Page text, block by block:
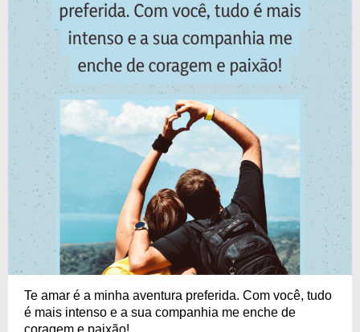
Te amar é a minha aventura preferida. Com você, tudo
é mais intenso e a sua companhia me enche de
coragem e paixão!